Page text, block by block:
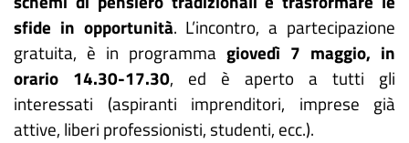
sfide in opportunità. L’incontro, a partecipazione
gratuita, è in programma giovedì 7 maggio, in
orario 14.30-17.30, ed è aperto a tutti gli
interessati (aspiranti imprenditori, imprese già
attive, liberi professionisti, studenti, ecc.).